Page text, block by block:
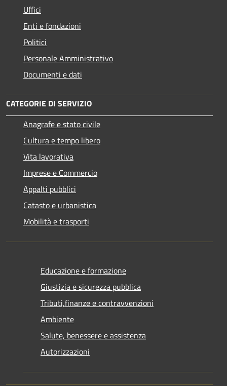
Uffici
Enti e fondazioni
Politici
Personale Amministrativo
Documenti e dati
CATEGORIE DI SERVIZIO
Anagrafe e stato civile
Cultura e tempo libero
Vita lavorativa
Imprese e Commercio
Appalti pubblici
Catasto e urbanistica
Mobilità e trasporti
Educazione e formazione
Giustizia e sicurezza pubblica
Tributi,finanze e contravvenzioni
Ambiente
Salute, benessere e assistenza
Autorizzazioni